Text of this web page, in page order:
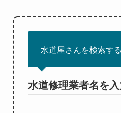
水道屋さんを検索する
水道修理業者名を